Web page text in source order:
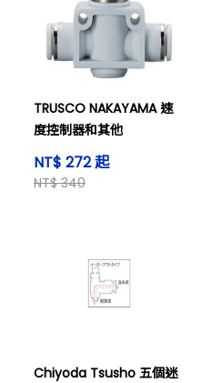
TRUSCO NAKAYAMA 速
度控制器和其他
NT$ 272 起
NT$ 340
Chiyoda Tsusho 五個迷